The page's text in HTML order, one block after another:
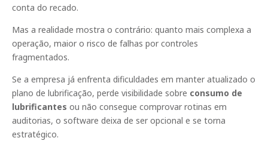
conta do recado.
Mas a realidade mostra o contrário: quanto mais complexa a
operação, maior o risco de falhas por controles
fragmentados.
Se a empresa já enfrenta dificuldades em manter atualizado o
plano de lubrificação, perde visibilidade sobre consumo de
lubrificantes ou não consegue comprovar rotinas em
auditorias, o software deixa de ser opcional e se torna
estratégico.